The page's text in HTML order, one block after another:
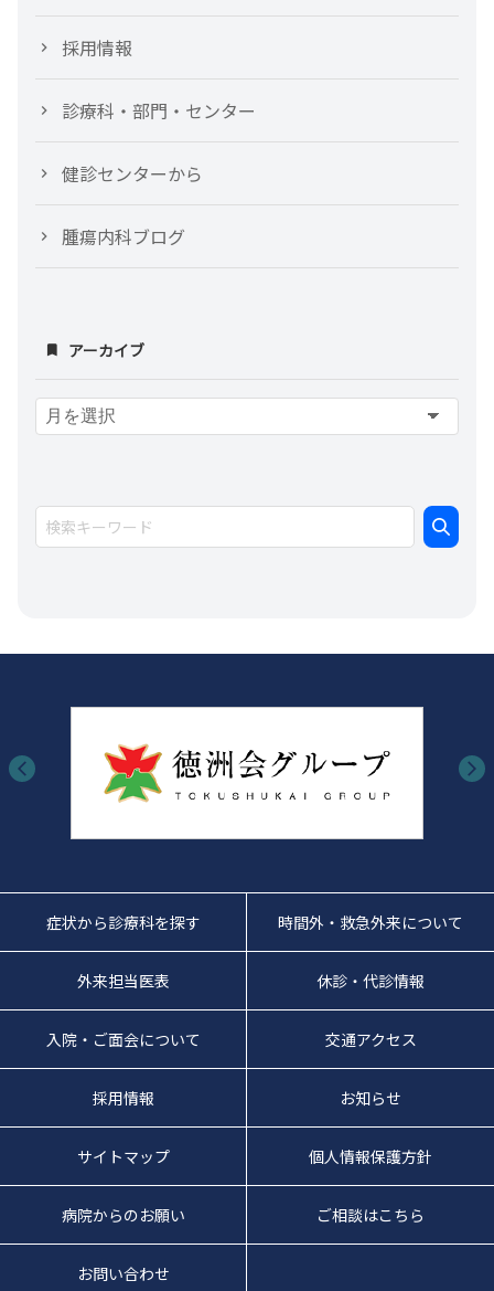
採用情報
診療科・部門・センター
健診センターから
腫瘍内科ブログ
アーカイブ
ー
カ
症状から診療科を探す 時間外・救急外来について
外来担当医表 休診・代診情報
入院・ご面会について 交通アクセス
採用情報 お知らせ
サイトマップ 個人情報保護方針
病院からのお願い ご相談はこちら
お問い合わせ